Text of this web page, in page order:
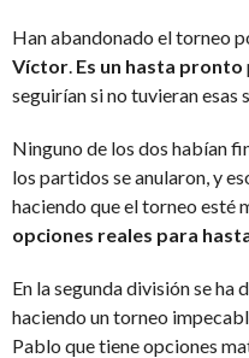
Han abandonado el torneo
Víctor Es un hasta pronto
seguirían si no tuvieran esas
Ninguno de los dos habían
los partidos se anularon, y
haciendo que el torneo esté
opciones reales para
En la segunda división se ha
haciendo un torneo
Pablo que tiene opciones